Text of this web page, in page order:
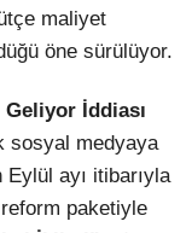
maliyet
öne sürülüyor.
İddiası
sosyal medyaya
ayı itibarıyla
paketiyle